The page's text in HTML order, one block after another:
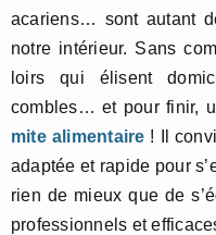
acariens… sont autant
notre intérieur. Sans
loirs qui élisent
combles… et pour finir,
mite alimentaire ! Il
adaptée et rapide pour
rien de mieux que de
professionnels et